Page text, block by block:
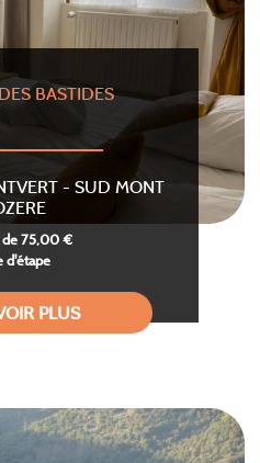
BASTIDES
- SUD MONT
de 75,00 €
d'étape
PLUS